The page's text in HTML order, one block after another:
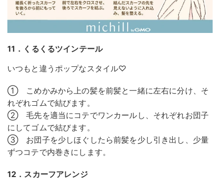
11．くるくるツインテール
いつもと違うポップなスタイル♡
① こめかみから上の髪を前髪と一緒に左右に分け、そ
れぞれゴムで結びます。
② 毛先を適当にコテでワンカールし、それぞれお団子
にしてゴムで結びます。
③ お団子を少しほぐしたら前髪を少し引き出し、少量
ずつコテで内巻きにします。
12．スカーフアレンジ